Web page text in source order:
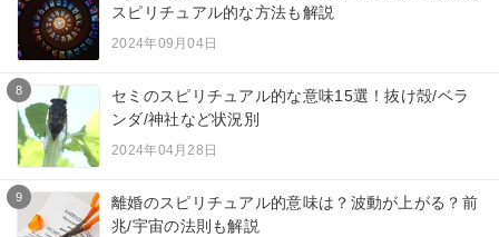
スピリチュアル的な方法も解説
2024年09月04日
8
セミのスピリチュアル的な意味15選！抜け殻/ベラ
ンダ/神社など状況別
2024年04月28日
9
離婚のスピリチュアル的意味は？波動が上がる？前
兆/宇宙の法則も解説